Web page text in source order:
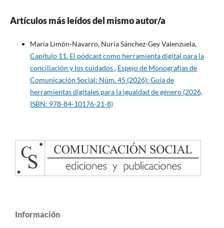
Artículos más leídos del mismo autor/a
María Limón-Navarro, Nuria Sánchez-Gey Valenzuela,
Capítulo 11. El pódcast como herramienta digital para la
conciliación y los cuidados, Espejo de Monografías de
Comunicación Social: Núm. 45 (2026): Guía de
herramientas digitales para la igualdad de género (2026,
ISBN: 978-84-10176-21-8)
Información